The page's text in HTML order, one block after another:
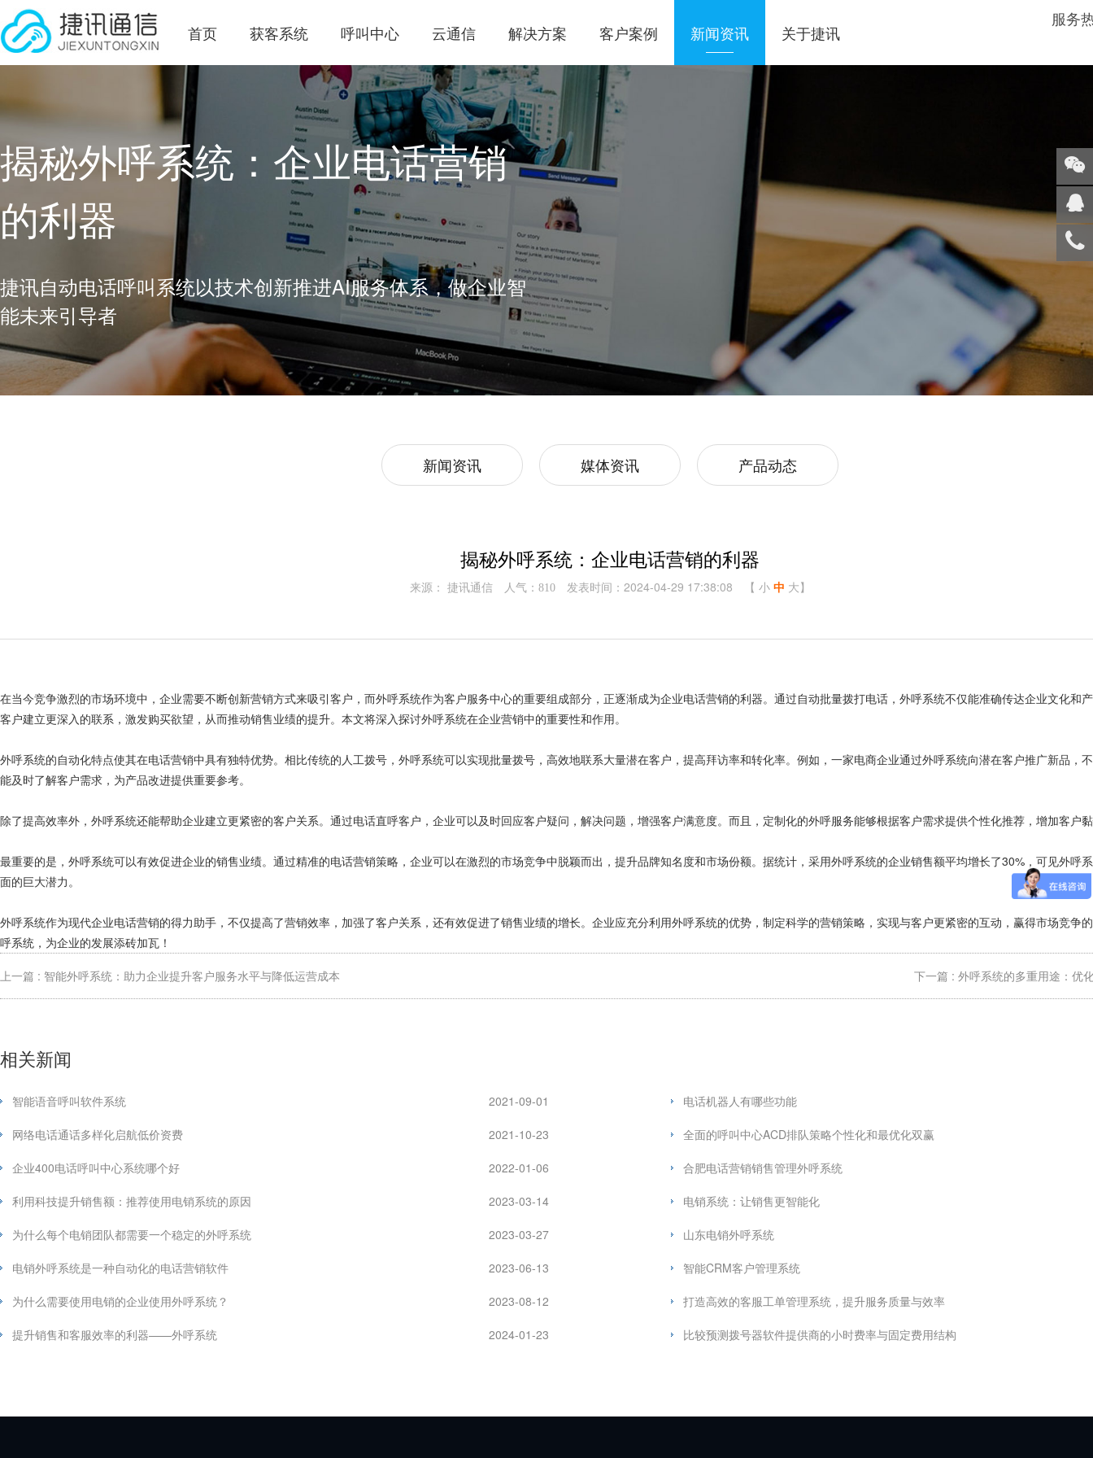
服务
首页 获客系统 呼叫中心 云通信 解决方案 客户案例 新闻资讯 关于捷讯
揭秘外呼系统：企业电话营销
的利器
捷讯自动电话呼叫系统以技术创新推进AI服务体系，做企业智
能未来引导者
新闻资讯 媒体资讯 产品动态
揭秘外呼系统：企业电话营销的利器
来源： 捷讯通信 人气： 810 发表时间：2024-04-29 17:38:08 【 小 中 大】
在当今竞争激烈的市场环境中，企业需要不断创新营销方式来吸引客户，而外呼系统作为客户服务中心的重要组成部分，正逐渐成为企业电话营销的利器。通过自动批量拨打电话，外呼系统不仅能准确传达企业文化和
客户建立更深入的联系，激发购买欲望，从而推动销售业绩的提升。本文将深入探讨外呼系统在企业营销中的重要性和作用。
外呼系统的自动化特点使其在电话营销中具有独特优势。相比传统的人工拨号，外呼系统可以实现批量拨号，高效地联系大量潜在客户，提高拜访率和转化率。例如，一家电商企业通过外呼系统向潜在客户推广新品，
能及时了解客户需求，为产品改进提供重要参考。
除了提高效率外，外呼系统还能帮助企业建立更紧密的客户关系。通过电话直呼客户，企业可以及时回应客户疑问，解决问题，增强客户满意度。而且，定制化的外呼服务能够根据客户需求提供个性化推荐，增加客户
最重要的是，外呼系统可以有效促进企业的销售业绩。通过精准的电话营销策略，企业可以在激烈的市场竞争中脱颖而出，提升品牌知名度和市场份额。据统计，采用外呼系统的企业销售额平均增长了30%，可见外呼
面的巨大潜力。
外呼系统作为现代企业电话营销的得力助手，不仅提高了营销效率，加强了客户关系，还有效促进了销售业绩的增长。企业应充分利用外呼系统的优势，制定科学的营销策略，实现与客户更紧密的互动，赢得市场竞争
呼系统，为企业的发展添砖加瓦！
上一篇 : 智能外呼系统：助力企业提升客户服务水平与降低运营成本 下一篇 : 外呼系统的多重用途：优
相关新闻
2021-09-01
智能语音呼叫软件系统 电话机器人有哪些功能
2021-10-23
网络电话通话多样化启航低价资费 全面的呼叫中心ACD排队策略个性化和最优化双赢
2022-01-06
企业400电话呼叫中心系统哪个好 合肥电话营销销售管理外呼系统
2023-03-14
利用科技提升销售额：推荐使用电销系统的原因 电销系统：让销售更智能化
2023-03-27
为什么每个电销团队都需要一个稳定的外呼系统 山东电销外呼系统
2023-06-13
电销外呼系统是一种自动化的电话营销软件 智能CRM客户管理系统
2023-08-12
为什么需要使用电销的企业使用外呼系统？ 打造高效的客服工单管理系统，提升服务质量与效率
2024-01-23
提升销售和客服效率的利器——外呼系统 比较预测拨号器软件提供商的小时费率与固定费用结构
关注
微信
在线
客服
顶部